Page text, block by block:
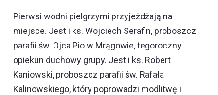
Pierwsi wodni pielgrzymi przyjeżdżają na
miejsce. Jest i ks. Wojciech Serafin, proboszcz
parafii św. Ojca Pio w Mrągowie, tegoroczny
opiekun duchowy grupy. Jest i ks. Robert
Kaniowski, proboszcz parafii św. Rafała
Kalinowskiego, który poprowadzi modlitwę i